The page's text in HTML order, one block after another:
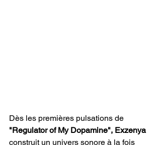
Dès les premières pulsations de
"Regulator of My Dopamine", Exzenya
construit un univers sonore à la fois